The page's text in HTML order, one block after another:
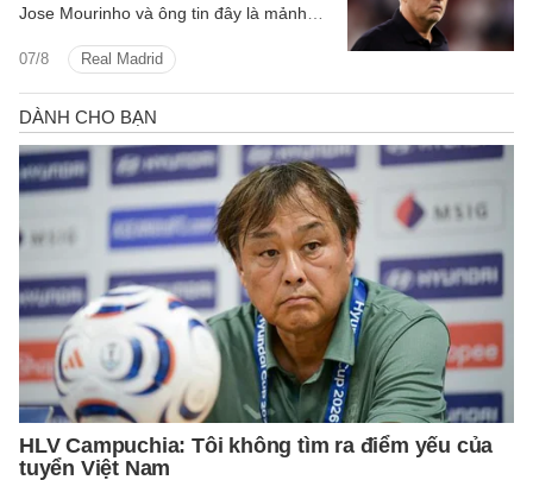
07/8 Real Madrid
Jose Mourinho và ông tin đây là mảnh